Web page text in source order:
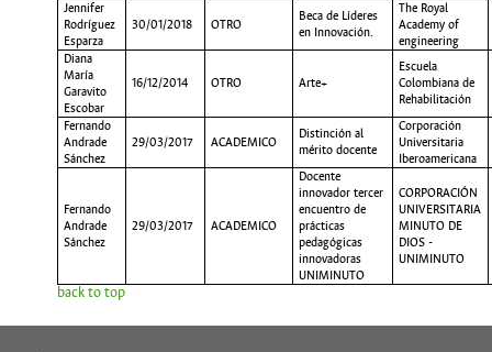
Jennifer
Rodríguez
Esparza
30/01/2018 OTRO
Beca de Líderes
en Innovación.
The Royal
Academy of
engineering
Diana
María
Garavito
Escobar
16/12/2014 OTRO Arte+
Escuela
Colombiana de
Rehabilitación
Fernando
Andrade
Sánchez
29/03/2017 ACADEMICO
Distinción al
mérito docente
Corporación
Universitaria
Iberoamericana
Fernando
Andrade
Sánchez
29/03/2017 ACADEMICO
Docente
innovador tercer
encuentro de
prácticas
pedagógicas
innovadoras
UNIMINUTO
CORPORACIÓN
UNIVERSITARIA
MINUTO DE
DIOS -
UNIMINUTO
back to top